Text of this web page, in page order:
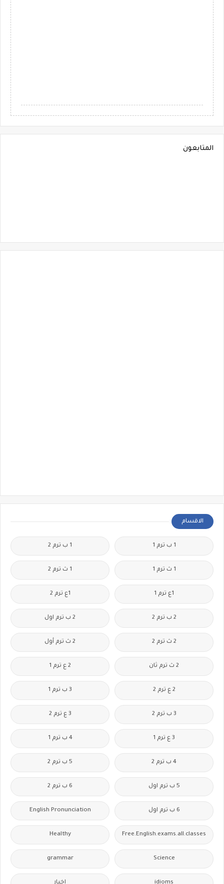
المتابعون
الاقسام
1 ب ترم 1 1 ب ترم 2
1 ث ترم 1 1 ث ترم 2
1ع ترم 1 1ع ترم 2
2 ب ترم 2 2 ب ترم اول
2 ث ترم 2 2 ث ترم أول
2 ث ترم ثان 2 ع ترم 1
2 ع ترم 2 3 ب ترم 1
3 ب ترم 2 3 ع ترم 2
3 ع ترم 1 4 ب ترم 1
4 ب ترم 2 5 ب ترم 2
5 ب ترم اول 6 ب ترم 2
6 ب ترم اول English Pronunciation
Free.English.exams.all.classes
Healthy
Science
grammar